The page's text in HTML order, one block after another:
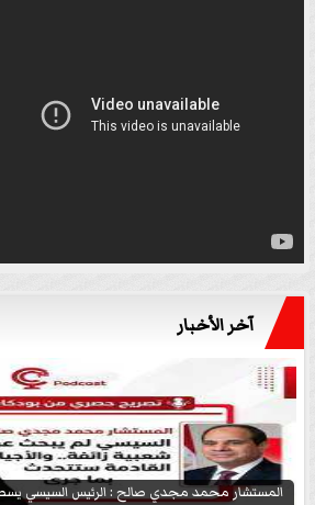
آخر الأخبار
المستشار محمد مجدي صالح : الرئيس السيسي